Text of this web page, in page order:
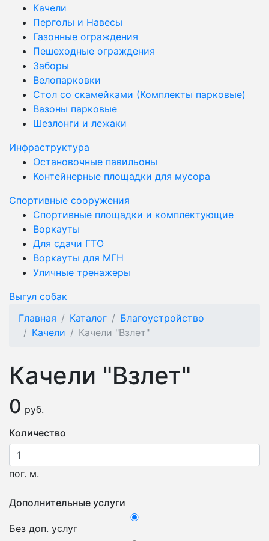
Качели
Перголы и Навесы
Газонные ограждения
Пешеходные ограждения
Заборы
Велопарковки
Стол со скамейками (Комплекты парковые)
Вазоны парковые
Шезлонги и лежаки
Инфраструктура
Остановочные павильоны
Контейнерные площадки для мусора
Спортивные сооружения
Спортивные площадки и комплектующие
Воркауты
Для сдачи ГТО
Воркауты для МГН
Уличные тренажеры
Выгул собак
Главная
Каталог
Благоустройство
Качели
Качели "Взлет"
Качели "Взлет"
0 руб.
Количество
пог. м.
Дополнительные услуги
Без доп. услуг